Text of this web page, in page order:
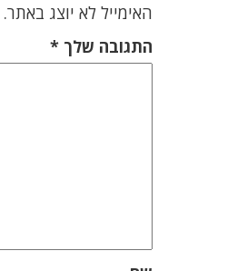
האימייל לא יוצג באתר.
התגובה שלך*